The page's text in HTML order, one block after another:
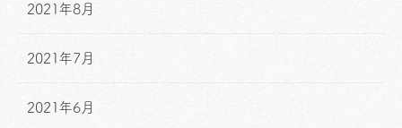
2021年8月
2021年7月
2021年6月